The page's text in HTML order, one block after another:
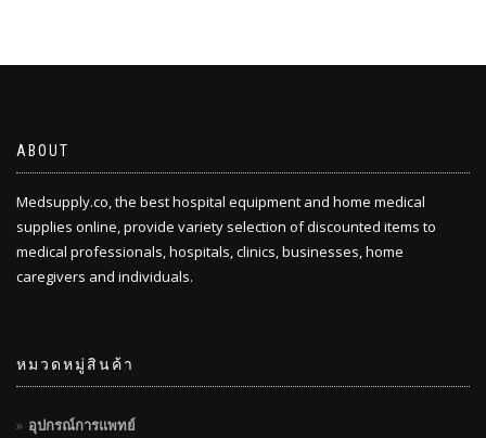
ABOUT
Medsupply.co, the best hospital equipment and home medical
supplies online, provide variety selection of discounted items to
medical professionals, hospitals, clinics, businesses, home
caregivers and individuals.
หมวดหมู่สินค้า
อุปกรณ์การแพทย์